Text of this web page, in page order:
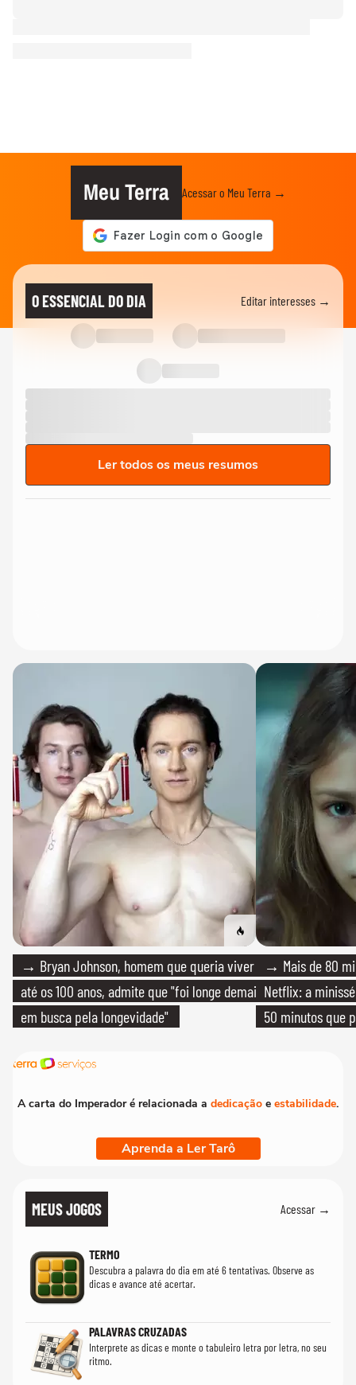
Meu Terra Acessar o Meu Terra →
O ESSENCIAL DO DIA Editar interesses →
Ler todos os meus resumos
→ Bryan Johnson, homem que queria viver
até os 100 anos, admite que "foi longe demais
em busca pela longevidade"
→ Mais de 80
Netflix: a
50 minutos que
A carta do Imperador é relacionada a dedicação e estabilidade.
Aprenda a Ler Tarô
MEUS JOGOS Acessar →
TERMO
Descubra a palavra do dia em até 6 tentativas. Observe as
dicas e avance até acertar.
PALAVRAS CRUZADAS
Interprete as dicas e monte o tabuleiro letra por letra, no seu
ritmo.